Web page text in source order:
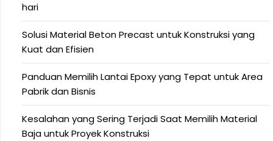
hari
Solusi Material Beton Precast untuk Konstruksi yang
Kuat dan Efisien
Panduan Memilih Lantai Epoxy yang Tepat untuk Area
Pabrik dan Bisnis
Kesalahan yang Sering Terjadi Saat Memilih Material
Baja untuk Proyek Konstruksi